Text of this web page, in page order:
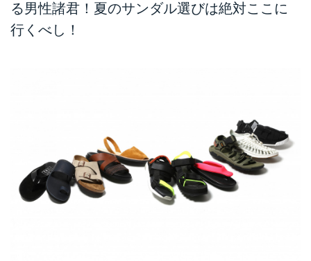
る男性諸君！夏のサンダル選びは絶対ここに
行くべし！